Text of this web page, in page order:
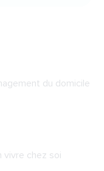
du domicile
vivre chez soi